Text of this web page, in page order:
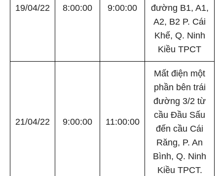
19/04/22 8:00:00 9:00:00
đường B1, A1,
A2, B2 P. Cái
Khế, Q. Ninh
Kiều TPCT
21/04/22 9:00:00 11:00:00
Mất điện một
phần bên trái
đường 3/2 từ
cầu Đầu Sấu
đến cầu Cái
Răng, P. An
Bình, Q. Ninh
Kiều TPCT.